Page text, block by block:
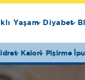
Yaşam Diyabet
Kalori Pişirme